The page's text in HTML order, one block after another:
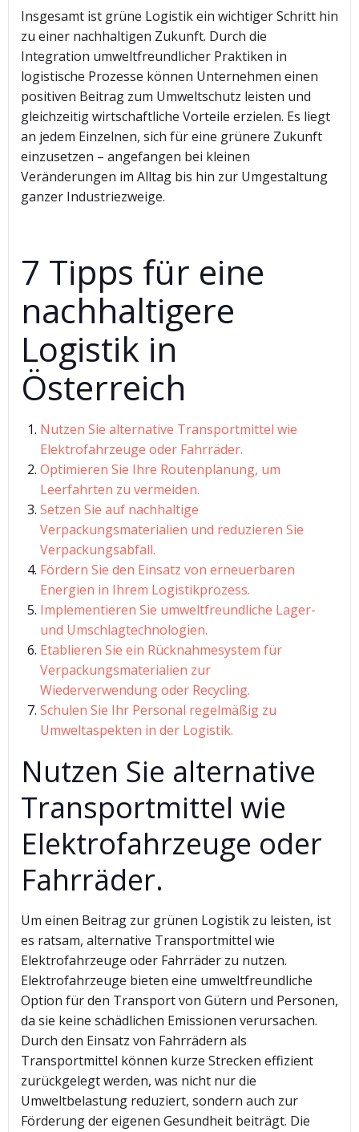
Insgesamt ist grüne Logistik ein wichtiger Schritt hin
zu einer nachhaltigen Zukunft. Durch die
Integration umweltfreundlicher Praktiken in
logistische Prozesse können Unternehmen einen
positiven Beitrag zum Umweltschutz leisten und
gleichzeitig wirtschaftliche Vorteile erzielen. Es liegt
an jedem Einzelnen, sich für eine grünere Zukunft
einzusetzen – angefangen bei kleinen
Veränderungen im Alltag bis hin zur Umgestaltung
ganzer Industriezweige.
7 Tipps für eine
nachhaltigere
Logistik in
Österreich
Nutzen Sie alternative Transportmittel wie
Elektrofahrzeuge oder Fahrräder.
Optimieren Sie Ihre Routenplanung, um
Leerfahrten zu vermeiden.
Setzen Sie auf nachhaltige
Verpackungsmaterialien und reduzieren Sie
Verpackungsabfall.
Fördern Sie den Einsatz von erneuerbaren
Energien in Ihrem Logistikprozess.
Implementieren Sie umweltfreundliche Lager-
und Umschlagtechnologien.
Etablieren Sie ein Rücknahmesystem für
Verpackungsmaterialien zur
Wiederverwendung oder Recycling.
Schulen Sie Ihr Personal regelmäßig zu
Umweltaspekten in der Logistik.
Nutzen Sie alternative
Transportmittel wie
Elektrofahrzeuge oder
Fahrräder.
Um einen Beitrag zur grünen Logistik zu leisten, ist
es ratsam, alternative Transportmittel wie
Elektrofahrzeuge oder Fahrräder zu nutzen.
Elektrofahrzeuge bieten eine umweltfreundliche
Option für den Transport von Gütern und Personen,
da sie keine schädlichen Emissionen verursachen.
Durch den Einsatz von Fahrrädern als
Transportmittel können kurze Strecken effizient
zurückgelegt werden, was nicht nur die
Umweltbelastung reduziert, sondern auch zur
Förderung der eigenen Gesundheit beiträgt. Die